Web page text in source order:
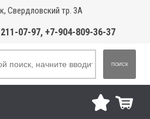
Свердловский тр. 3А
211-07-97, +7-904-809-36-37
ПОИСК